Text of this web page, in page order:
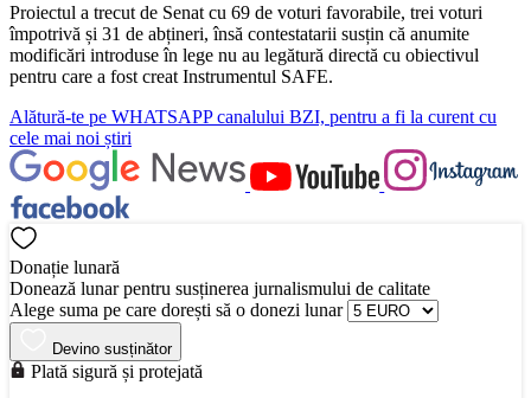
Proiectul a trecut de Senat cu 69 de voturi favorabile, trei voturi
împotrivă și 31 de abțineri, însă contestatarii susțin că anumite
modificări introduse în lege nu au legătură directă cu obiectivul
pentru care a fost creat Instrumentul SAFE.
Alătură-te pe WHATSAPPcanalului BZI, pentru a fi la curent cu
cele mai noi știri
Donație lunară
Donează lunar pentru susținerea jurnalismului de calitate
Alege suma pe care dorești să o donezi lunar
Devino susținător
Plată sigură și protejată